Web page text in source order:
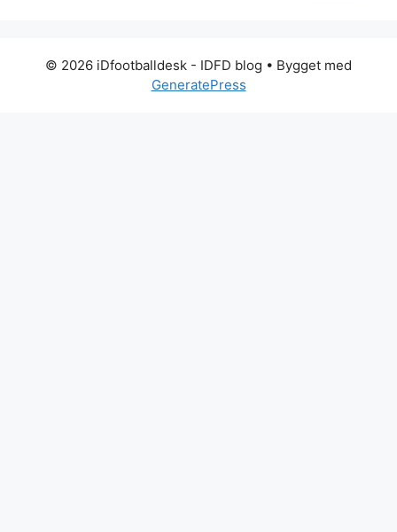
© 2026 iDfootballdesk - IDFD blog • Bygget med
GeneratePress